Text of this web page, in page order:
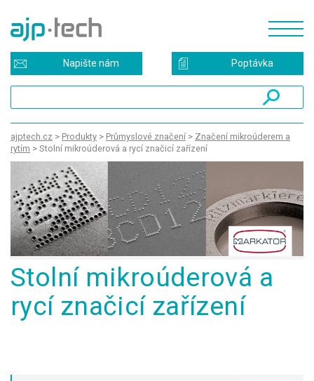
Poptávka
Napište nám
ajptech.cz > Produkty > Průmyslové značení > Značení mikroúderem a
rytím > Stolní mikroúderová a rycí značicí zařízení
Stolní mikroúderová a
rycí značicí zařízení